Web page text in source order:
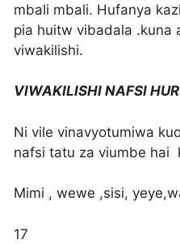
mbali mbali. Hufanya
pia huitw vibadala .kuna
viwakilishi.
VIWAKILISHI NAFSI
Ni vile vinavyotumiwa
nafsi tatu za viumbe hai
Mimi , wewe ,sisi,
17